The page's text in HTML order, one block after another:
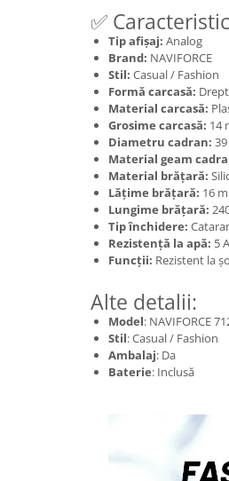
✅
Tip afișaj: Analog
Brand: NAVIFORCE
Stil: Casual / Fashion
Formă carcasă:
Material carcasă:
Grosime carcasă: 14
Diametru cadran:
Material geam
Material brățară:
Lățime brățară: 16
Lungime brățară:
Tip închidere:
Rezistență la apă: 5
Funcții: Rezistent la
Alte detalii:
Model: NAVIFORCE
Stil: Casual / Fashion
Ambalaj: Da
Baterie: Inclusă